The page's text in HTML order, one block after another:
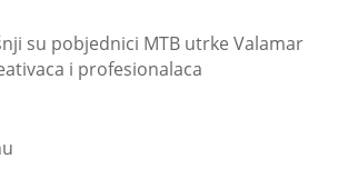
su pobjednici MTB utrke Valamar
i profesionalaca